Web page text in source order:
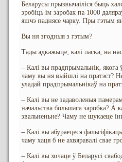
Беларусы прызвычаіліся быць
зробіць ім заробак па 1000
яшчэ паднясе чарку. Пры гэтым
Вы ня згодныя з гэтым?
Тады адкажыце, калі ласка, на
– Калі вы прадпрымальнік, якога
чаму вы ня выйшлі на пратэст?
уладай прадпрымальнікаў на
– Калі вы не задаволеныя
начальства большага заробка? А
звальненьне? Чаму не шукаеце
– Калі вы абураецеся
чаму хаця б не ахвяравалі свае
– Калі вы хочаце ў Беларусі